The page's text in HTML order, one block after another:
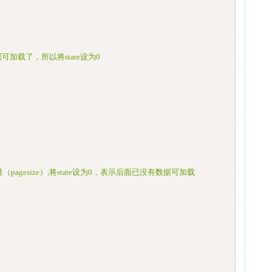
可加载了，所以将state设为0
（pagesize）,将state设为0，表示后面已没有数据可加载